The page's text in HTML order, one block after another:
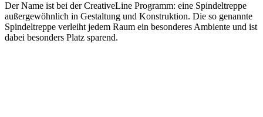
Der Name ist bei der CreativeLine Programm: eine Spindeltreppe
außergewöhnlich in Gestaltung und Konstruktion. Die so genannte
Spindeltreppe verleiht jedem Raum ein besonderes Ambiente und ist
dabei besonders Platz sparend.